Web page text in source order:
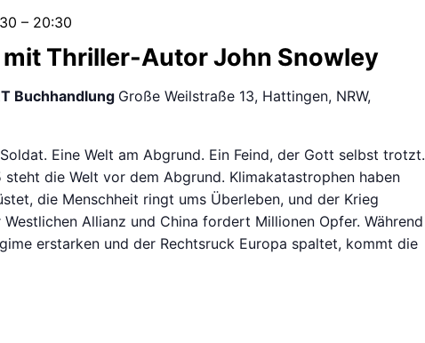
mit Thriller-Autor John Snowley
– 20:30
Buchhandlung Große Weilstraße 13, Hattingen, NRW,
Eine Welt am Abgrund. Ein Feind, der Gott selbst trotzt.
steht die Welt vor dem Abgrund. Klimakatastrophen haben
die Menschheit ringt ums Überleben, und der Krieg
Allianz und China fordert Millionen Opfer. Während
erstarken und der Rechtsruck Europa spaltet, kommt die